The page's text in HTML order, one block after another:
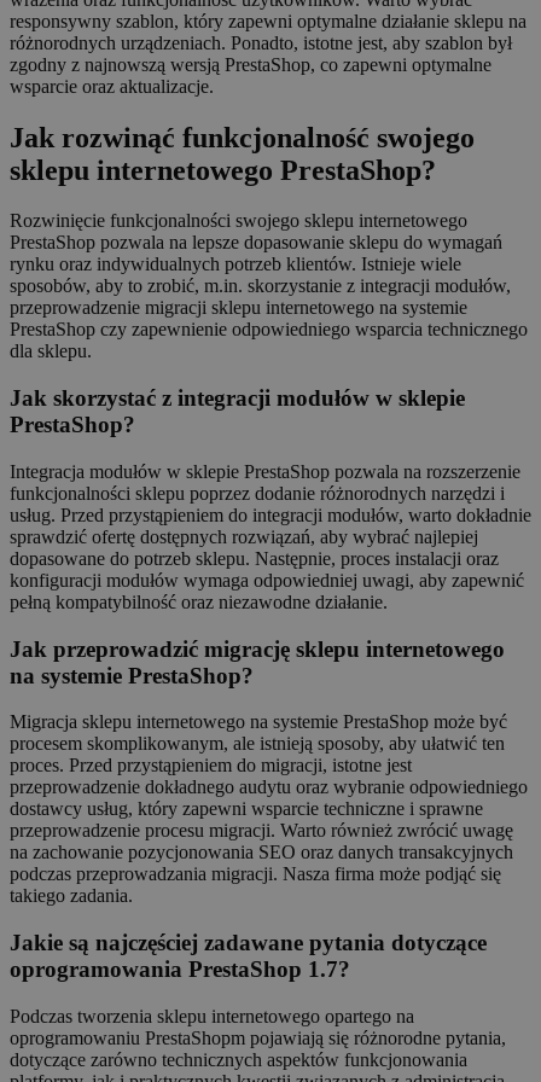
responsywny szablon, który zapewni optymalne działanie sklepu na
różnorodnych urządzeniach. Ponadto, istotne jest, aby szablon był
zgodny z najnowszą wersją PrestaShop, co zapewni optymalne
wsparcie oraz aktualizacje.
Jak rozwinąć funkcjonalność swojego
sklepu internetowego PrestaShop?
Rozwinięcie funkcjonalności swojego sklepu internetowego
PrestaShop pozwala na lepsze dopasowanie sklepu do wymagań
rynku oraz indywidualnych potrzeb klientów. Istnieje wiele
sposobów, aby to zrobić, m.in. skorzystanie z integracji modułów,
przeprowadzenie migracji sklepu internetowego na systemie
PrestaShop czy zapewnienie odpowiedniego wsparcia technicznego
dla sklepu.
Jak skorzystać z integracji modułów w sklepie
PrestaShop?
Integracja modułów w sklepie PrestaShop pozwala na rozszerzenie
funkcjonalności sklepu poprzez dodanie różnorodnych narzędzi i
usług. Przed przystąpieniem do integracji modułów, warto dokładnie
sprawdzić ofertę dostępnych rozwiązań, aby wybrać najlepiej
dopasowane do potrzeb sklepu. Następnie, proces instalacji oraz
konfiguracji modułów wymaga odpowiedniej uwagi, aby zapewnić
pełną kompatybilność oraz niezawodne działanie.
Jak przeprowadzić migrację sklepu internetowego
na systemie PrestaShop?
Migracja sklepu internetowego na systemie PrestaShop może być
procesem skomplikowanym, ale istnieją sposoby, aby ułatwić ten
proces. Przed przystąpieniem do migracji, istotne jest
przeprowadzenie dokładnego audytu oraz wybranie odpowiedniego
dostawcy usług, który zapewni wsparcie techniczne i sprawne
przeprowadzenie procesu migracji. Warto również zwrócić uwagę
na zachowanie pozycjonowania SEO oraz danych transakcyjnych
podczas przeprowadzania migracji. Nasza firma może podjąć się
takiego zadania.
Jakie są najczęściej zadawane pytania dotyczące
oprogramowania PrestaShop 1.7?
Podczas tworzenia sklepu internetowego opartego na
oprogramowaniu PrestaShopm pojawiają się różnorodne pytania,
dotyczące zarówno technicznych aspektów funkcjonowania